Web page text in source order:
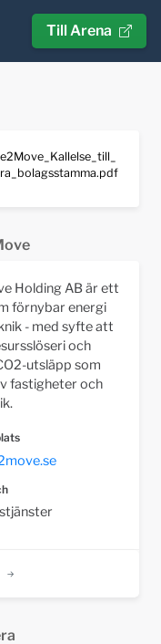
Till Arena
Holding AB är ett
förnybar energi
- med syfte att
och
utsläpp som
fastigheter och